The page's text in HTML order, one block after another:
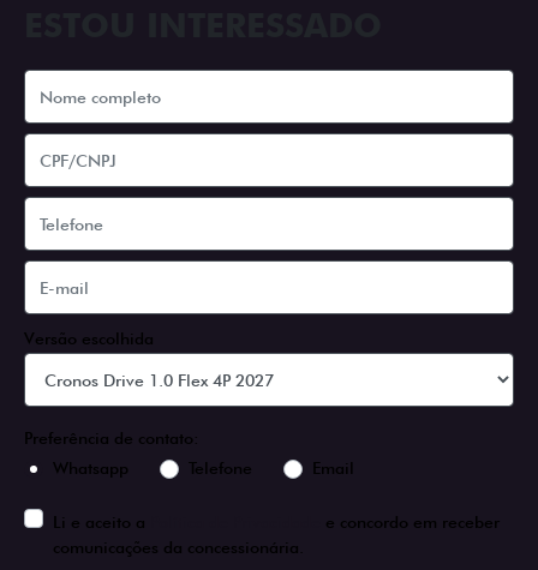
Versão escolhida
Preferência de contato:
Whatsapp
Telefone Email
Li e aceito a
e concordo em receber
comunicações da concessionária.